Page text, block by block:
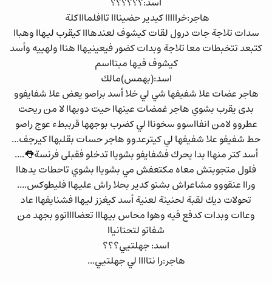
اسد:؟؟؟؟؟؟
هاجر:خرااااا كيدير حضينااا تاافلماااكلة
سدات تلاجة جات درول لقات كيشوف لعندهااا كيقرب ليهاا وهباا
كتبعد تتخبطات معا تلاجة وبدات كضور فيعينيهاا هناا ولهييه وأسد
كيشوف فيها مبتااسم
اسد:(بهمس)مالك
هاجر عضات علا شفيفها شي لي خلا أسد براصو يعض علا شفايفوو
بدى يقرب بشوي هاجر غمضات عينهاا حيت دوبهاا لا من ريحت
عطروو لامن انفااسوو سخوناا لي كضرب بوجهها قرببطء عوج راصو
حط شفيفو علا شفيفها لي كيترعدوو هاجر حسات بقلبهاا كيرجف...
أسد كتر منهاا بدا يحرك فشفايفو بشوياا تدخلو فقبلى فرنسة👅....
فلول متجوبتش معاه مكتعفش مي بشوياا بشوي تاحطات يدهاا
وراا عنقووو مشاعراش بشنو كدير بحلا راش عليهاا فليطوكس....
تحولات ديك لقبة لحنينة لعنية أسد كيغزز ليهاا فشنايفهاا عاد
وعاات وبدات كدفع فيه وهوا محاس بيهااا تعضااااتوو بجهد من
شفاتو لتحتانياا
اسد: جهلتيي؟؟؟
هاجر:را نتاااا لي جهلتيي...